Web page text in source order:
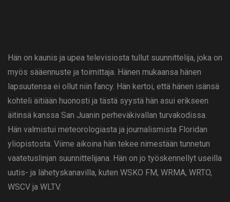
Hän on kaunis ja upea televisiosta tullut suunnittelija, joka on
myös sääennuste ja toimittaja. Hänen mukaansa hänen
lapsuutensa ei ollut niin fancy. Hän kertoi, että hänen isänsä
kohteli äitiään huonosti ja tästä syystä hän asui erikseen
äitinsä kanssa San Juanin perheväkivallan turvakodissa.
Hän valmistui meteorologiasta ja journalismista Floridan
yliopistosta. Viime aikoina hän tekee nimestään tunnetun
vaatetuslinjan suunnittelijana. Hän on jo työskennellyt useilla
uutis- ja lähetyskanavilla, kuten WSKO FM, WRMA, WRTO,
WSCV ja WLTV.